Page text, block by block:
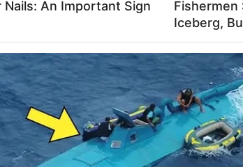
la mujer en esta residencia.
y de arrojarla debajo de su cama en
de Bello.
Capturado en Medellín
Nails: An Important Sign
Fishermen
Iceberg,